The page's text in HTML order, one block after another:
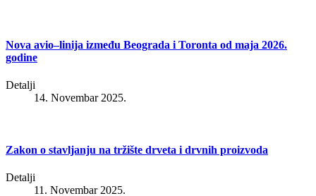
Nova avio–linija između Beograda i Toronta od maja 2026.
godine
Detalji
14. Novembar 2025.
Zakon o stavljanju na tržište drveta i drvnih proizvoda
Detalji
11. Novembar 2025.